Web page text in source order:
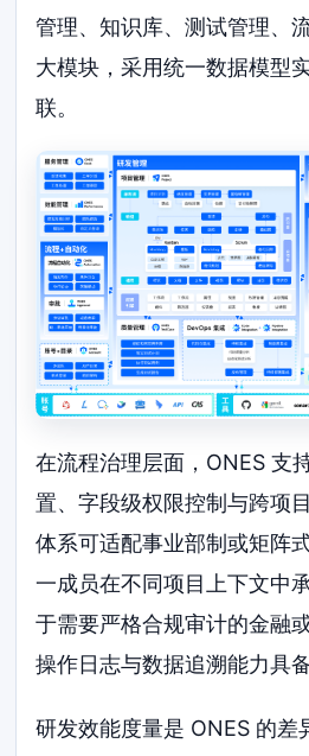
管理、知识库、测试管理、
大模块，采用统一数据模型
联。
在流程治理层面，ONES 支
置、字段级权限控制与跨项
体系可适配事业部制或矩阵
一成员在不同项目上下文中
于需要严格合规审计的金融
操作日志与数据追溯能力具
研发效能度量是 ONES 的差